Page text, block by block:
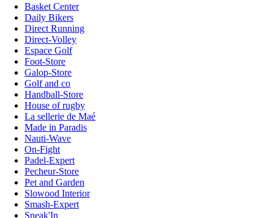
Basket Center
Daily Bikers
Direct Running
Direct-Volley
Espace Golf
Foot-Store
Galop-Store
Golf and co
Handball-Store
House of rugby
La sellerie de Maé
Made in Paradis
Nauti-Wave
On-Fight
Padel-Expert
Pecheur-Store
Pet and Garden
Slowood Interior
Smash-Expert
Sneak'In